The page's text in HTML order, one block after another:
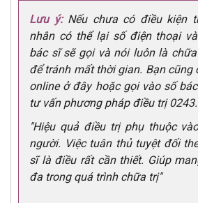
Lưu ý:Nếu chưa có điều kiện
nhân có thể lại số điện thoại
bác sĩ sẽ gọi và nói luôn là
để tránh mất thời gian. Bạn cũng
online ở đây hoặc gọi vào số
tư vấn phương pháp điều trị
"Hiệu quả điều trị phụ thuộc
người. Việc tuân thủ tuyệt đối
sĩ là điều rất cần thiết. Giúp
đa trong quá trình chữa trị"